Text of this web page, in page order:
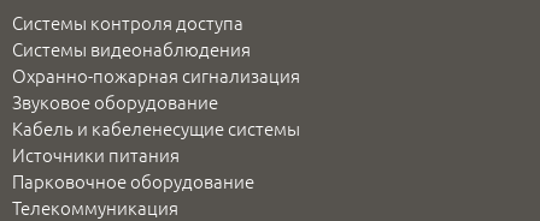
Системы контроля доступа
Системы видеонаблюдения
Охранно-пожарная сигнализация
Звуковое оборудование
Кабель и кабеленесущие системы
Источники питания
Парковочное оборудование
Телекоммуникация